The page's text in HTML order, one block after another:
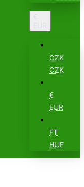
CZK
CZK
€
EUR
FT
HUF